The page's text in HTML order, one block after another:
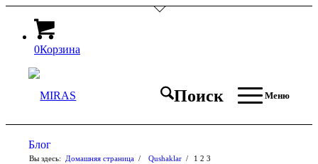
0Корзина
Поиск Меню
Блог
Вы здесь: Домашняя страница 1
/ Qushaklar 2
/
3